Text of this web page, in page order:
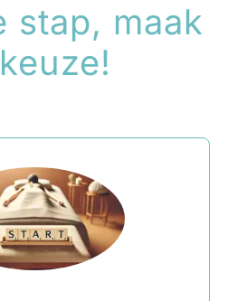
stap, maak